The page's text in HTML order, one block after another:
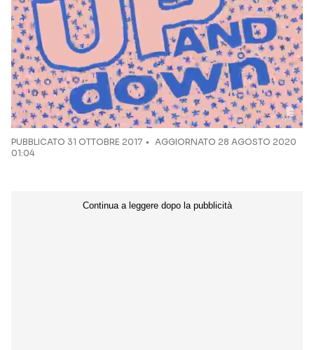
PUBBLICATO 31 OTTOBRE 2017
AGGIORNATO 28 AGOSTO 2020
01:04